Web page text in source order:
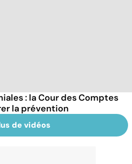
: la Cour des Comptes
la prévention
de vidéos